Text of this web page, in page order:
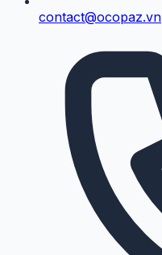
contact@ocopaz.vn